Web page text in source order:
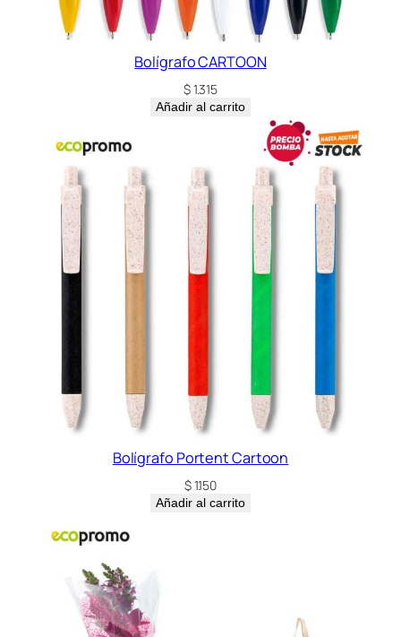
Bolígrafo CARTOON
$1.315
Añadir al carrito
Bolígrafo Portent Cartoon
$1.150
Añadir al carrito